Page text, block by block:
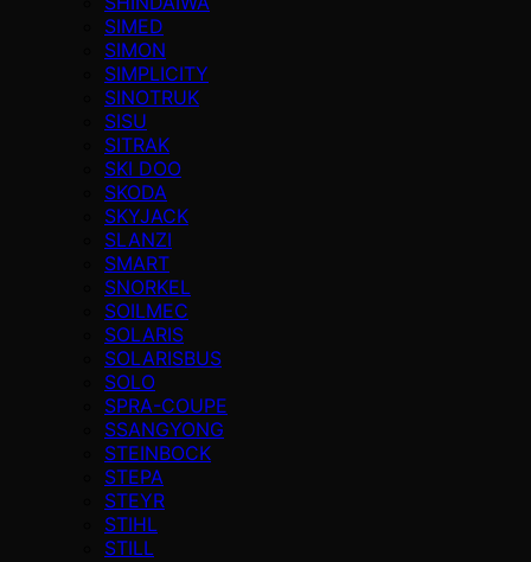
SIMED
SIMON
SIMPLICITY
SINOTRUK
SISU
SITRAK
SKI DOO
SKODA
SKYJACK
SLANZI
SMART
SNORKEL
SOILMEC
SOLARIS
SOLARISBUS
SOLO
SPRA-COUPE
SSANGYONG
STEINBOCK
STEPA
STEYR
STIHL
STILL